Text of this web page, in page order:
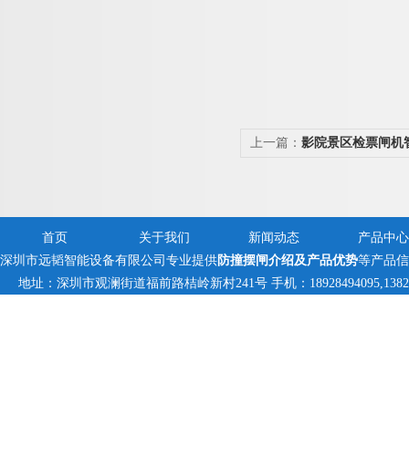
上一篇： 影院景区检票闸机
首页 关于我们 新闻动态
产品中心
深圳市远韬智能设备有限公司专业提供防撞摆闸介绍及产品优势等产品
地址：深圳市观澜街道福前路桔岭新村241号 手机：